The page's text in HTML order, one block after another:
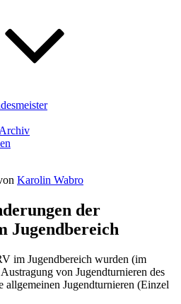
Karolin Wabro
der
Jugendbereich
im Jugendbereich wurden (im
von Jugendturnieren des
Jugendturnieren (Einzel